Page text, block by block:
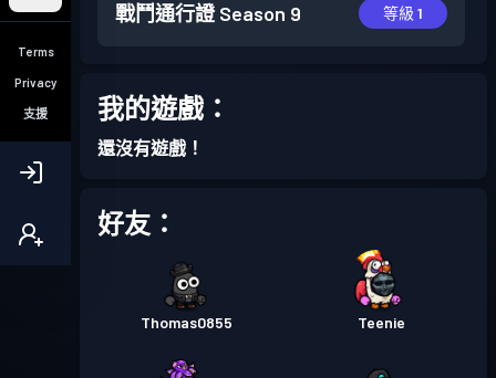
Terms
Privacy
支援
戰鬥通行證 Season 9 等級 1
我的遊戲：
還沒有遊戲！
好友：
Thomas0855 Teenie